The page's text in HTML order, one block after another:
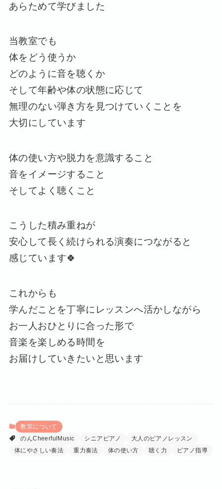
あらためて学びました
当教室でも
体をどう使うか
どのように音を聴くか
そして年齢や体の状態に応じて
無理のない弾き方を見つけていくことを
大切にしています
体の使い方や脱力を意識すること
音をイメージすること
そしてよく聴くこと
こうした積み重ねが
安心して長く続けられる演奏につながると
感じています🍀
これからも
学んだことを丁寧にレッスンへ活かしながら
お一人おひとりに合った形で
音楽を楽しめる時間を
お届けしていきたいと思います
教室について
のんCheerfulMusic
シニアピアノ
大人のピアノレッスン
体にやさしい奏法
重力奏法 体の使い方 聴く力 ピアノ指導